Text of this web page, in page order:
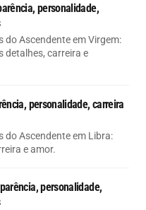
personalidade,
Ascendente em Virgem:
detalhes, carreira e
personalidade, carreira
Ascendente em Libra:
e amor.
personalidade,